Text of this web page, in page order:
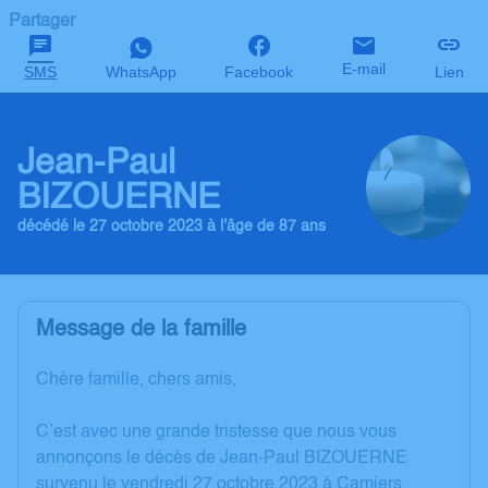
Partager
SMS WhatsApp Facebook E-mail Lien
Jean-Paul
BIZOUERNE
décédé le 27 octobre 2023 à l'âge de 87 ans
Message de la famille
Chère famille, chers amis,
C’est avec une grande tristesse que nous vous
annonçons le décès de Jean-Paul BIZOUERNE